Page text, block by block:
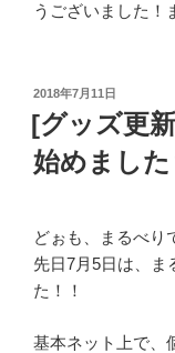
うございました！
投
稿
日:
2018年7月11日
[グッズ更
始めました
どぉも、まるべり
先日7月5日は、ま
た！！
基本ネット上で、